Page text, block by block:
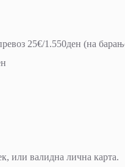
25€/1.550ден (на
или валидна лична карта.